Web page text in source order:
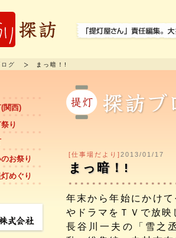
グ まっ暗！!
[仕事場だより]2013/01/17
まっ暗！!
年末から年始にかけ
やドラマをＴＶで放映
長谷川一夫の「雪之
関西)
り
お祭り
めぐり